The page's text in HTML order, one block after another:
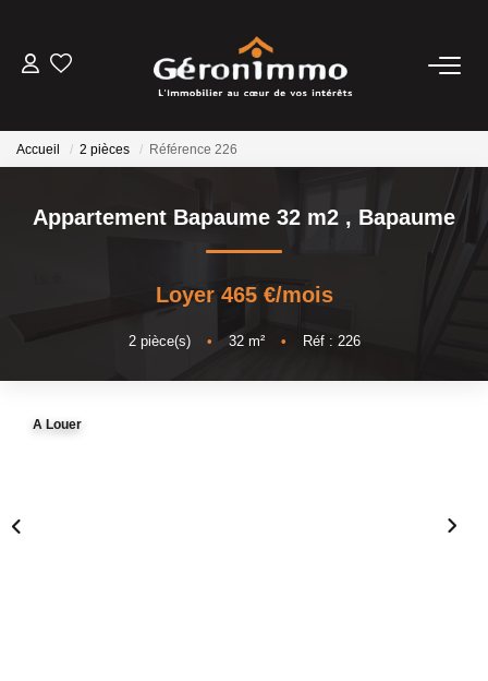
ESTIMATION
Accueil 2 pièces Référence 226
Appartement Bapaume 32 m2 , Bapaume
Loyer 465 €/mois
2pièce(s) • 32m² • Réf : 226
A Louer